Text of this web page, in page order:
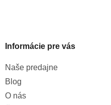
Informácie pre vás
Naše predajne
Blog
O nás